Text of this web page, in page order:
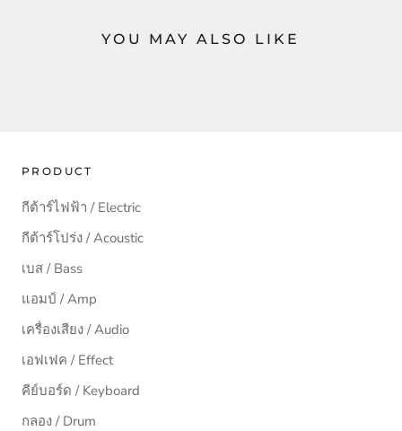
YOU MAY ALSO LIKE
PRODUCT
กีต้าร์ไฟฟ้า / Electric
กีต้าร์โปร่ง / Acoustic
เบส / Bass
แอมป์ / Amp
เครื่องเสียง / Audio
เอฟเฟค / Effect
คีย์บอร์ด / Keyboard
กลอง / Drum